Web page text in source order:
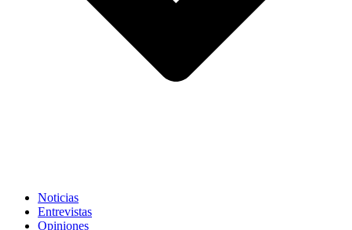
Noticias
Entrevistas
Opiniones